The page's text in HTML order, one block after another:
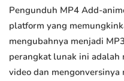
Pengunduh MP4 Add-
platform yang
mengubahnya menjadi
perangkat lunak ini adalah
video dan